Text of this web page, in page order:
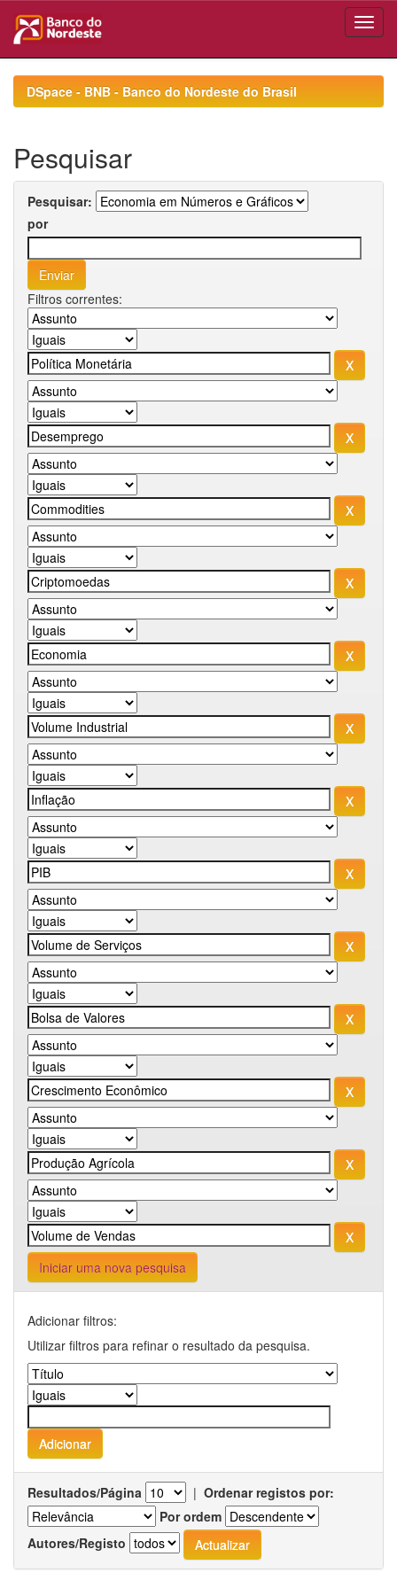
navigationDSpace - BNB - Banco do Nordeste do Brasil
Pesquisar
Pesquisar:
por
Filtros correntes:
Iniciar uma nova pesquisa
Adicionar filtros:
Utilizar filtros para refinar o resultado da pesquisa.
Resultados/Página | Ordenar registos por:
Por ordem
Autores/Registo